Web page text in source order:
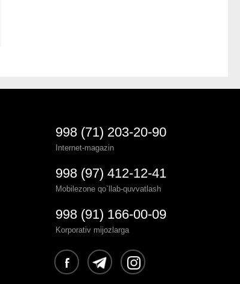
998 (71) 203-20-90
Internet-magazin
998 (97) 412-12-41
Mobilezone qo`llab-quvvatlash
998 (91) 166-00-09
Korporativ mijozlarga